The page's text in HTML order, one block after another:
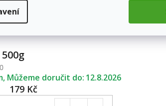
179 Kč
12.8.2026